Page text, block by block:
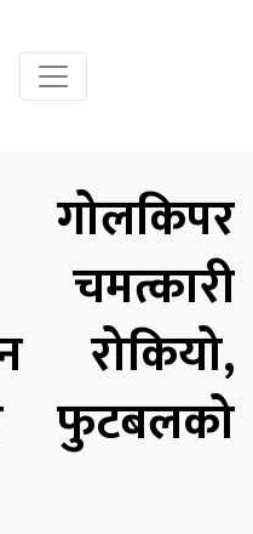
चमत्कारी
रोकियो,
फुटबलको